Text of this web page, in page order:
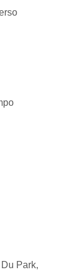
Park,